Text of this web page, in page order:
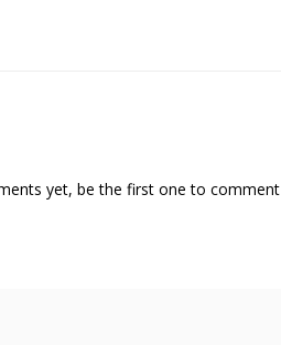
yet, be the first one to comment